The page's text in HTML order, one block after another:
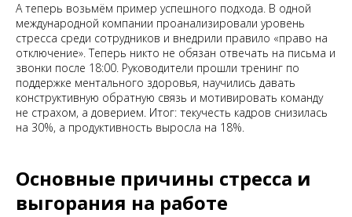
А теперь возьмём пример успешного подхода. В одной
международной компании проанализировали уровень
стресса среди сотрудников и внедрили правило «право на
отключение». Теперь никто не обязан отвечать на письма и
звонки после 18:00. Руководители прошли тренинг по
поддержке ментального здоровья, научились давать
конструктивную обратную связь и мотивировать команду
не страхом, а доверием. Итог: текучесть кадров снизилась
на 30%, а продуктивность выросла на 18%.
Основные причины стресса и
выгорания на работе